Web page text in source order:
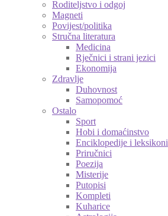
Roditeljstvo i odgoj
Magneti
Povijest/politika
Stručna literatura
Medicina
Rječnici i strani jezici
Ekonomija
Zdravlje
Duhovnost
Samopomoć
Ostalo
Sport
Hobi i domaćinstvo
Enciklopedije i leksikoni
Priručnici
Poezija
Misterije
Putopisi
Kompleti
Kuharice